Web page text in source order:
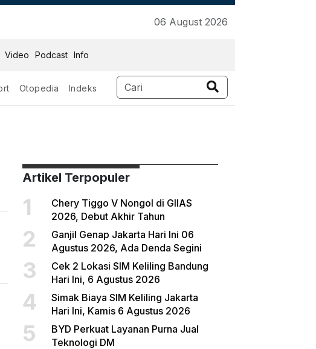
06 August 2026
Video Podcast Info
Otopedia Indeks
Artikel Terpopuler
1
Chery Tiggo V Nongol di GIIAS
2026, Debut Akhir Tahun
2
Ganjil Genap Jakarta Hari Ini 06
Agustus 2026, Ada Denda Segini
3
Cek 2 Lokasi SIM Keliling Bandung
Hari Ini, 6 Agustus 2026
4
Simak Biaya SIM Keliling Jakarta
Hari Ini, Kamis 6 Agustus 2026
5
BYD Perkuat Layanan Purna Jual
Teknologi DM